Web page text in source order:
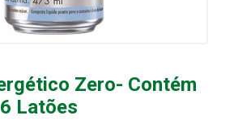
Zero- Contém
Latões